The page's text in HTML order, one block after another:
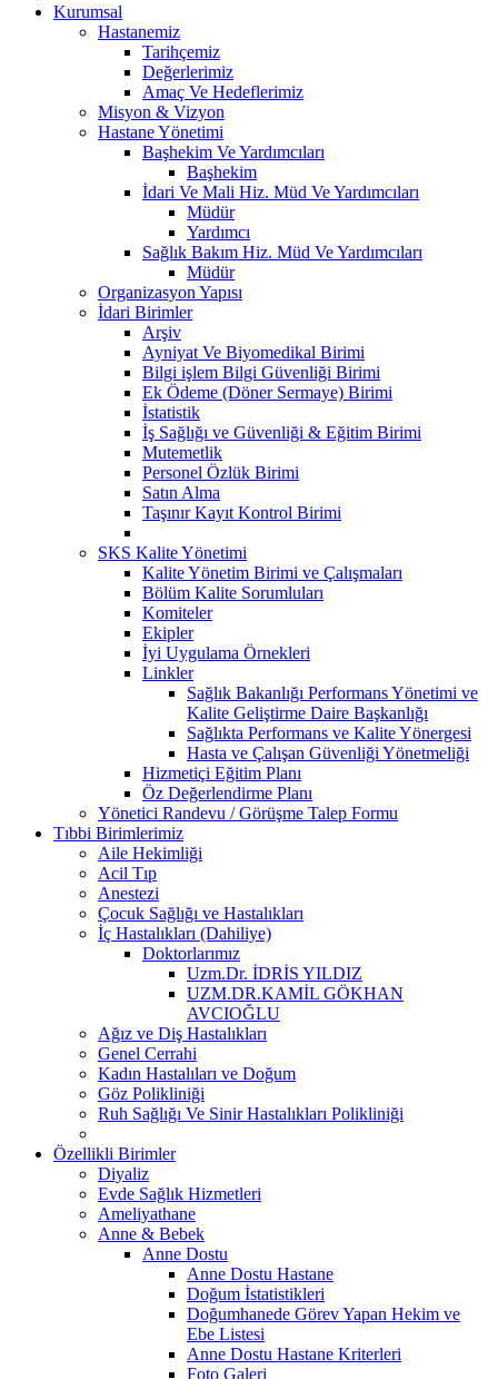
Kurumsal
Hastanemiz
Tarihçemiz
Değerlerimiz
Amaç Ve Hedeflerimiz
Misyon & Vizyon
Hastane Yönetimi
Başhekim Ve Yardımcıları
Başhekim
İdari Ve Mali Hiz. Müd Ve Yardımcıları
Müdür
Yardımcı
Sağlık Bakım Hiz. Müd Ve Yardımcıları
Müdür
Organizasyon Yapısı
İdari Birimler
Arşiv
Ayniyat Ve Biyomedikal Birimi
Bilgi işlem Bilgi Güvenliği Birimi
Ek Ödeme (Döner Sermaye) Birimi
İstatistik
İş Sağlığı ve Güvenliği & Eğitim Birimi
Mutemetlik
Personel Özlük Birimi
Satın Alma
Taşınır Kayıt Kontrol Birimi
SKS Kalite Yönetimi
Kalite Yönetim Birimi ve Çalışmaları
Bölüm Kalite Sorumluları
Komiteler
Ekipler
İyi Uygulama Örnekleri
Linkler
Sağlık Bakanlığı Performans Yönetimi ve
Kalite Geliştirme Daire Başkanlığı
Sağlıkta Performans ve Kalite Yönergesi
Hasta ve Çalışan Güvenliği Yönetmeliği
Hizmetiçi Eğitim Planı
Öz Değerlendirme Planı
Yönetici Randevu / Görüşme Talep Formu
Tıbbi Birimlerimiz
Aile Hekimliği
Acil Tıp
Anestezi
Çocuk Sağlığı ve Hastalıkları
İç Hastalıkları (Dahiliye)
Doktorlarımız
Uzm.Dr. İDRİS YILDIZ
UZM.DR.KAMİL GÖKHAN
AVCIOĞLU
Ağız ve Diş Hastalıkları
Genel Cerrahi
Kadın Hastalıları ve Doğum
Göz Polikliniği
Ruh Sağlığı Ve Sinir Hastalıkları Polikliniği
Özellikli Birimler
Diyaliz
Evde Sağlık Hizmetleri
Ameliyathane
Anne & Bebek
Anne Dostu
Anne Dostu Hastane
Doğum İstatistikleri
Doğumhanede Görev Yapan Hekim ve
Ebe Listesi
Anne Dostu Hastane Kriterleri
Foto Galeri